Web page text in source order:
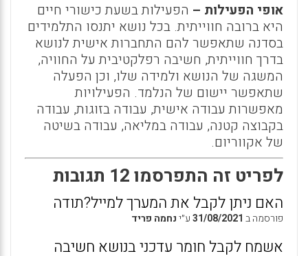
אופי הפעילות – הפעילות בשעת כישורי חיים
היא ברובה חווייתית. בכל נושא יתנסו התלמידים
בסדנה שתאפשר להם התחברות אישית לנושא
בדרך חווייתית, חשיבה רפלקטיבית על החוויה,
המשגה של הנושא ולמידה שלו, וכן הפעלה
שתאפשר יישום של הנלמד. הפעילויות
מאפשרות עבודה אישית, עבודה בזוגות, עבודה
בקבוצה קטנה, עבודה במליאה, עבודה בשיטה
של אקווריום.
לפריט זה התפרסמו 12 תגובות
האם ניתן לקבל את המערך למייל?תודה
פורסמה ב 31/08/2021ע״ינחמה פריד
אשמח לקבל חומר עדכני בנושא חשיבה